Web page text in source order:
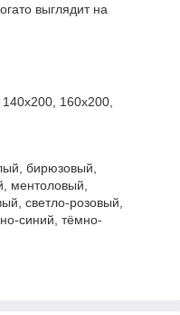
выглядит на
160х200,
бирюзовый,
ментоловый,
светло-розовый,
синий, тёмно-